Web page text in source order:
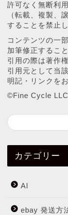
許可なく無断利用
（転載、複製、
することを禁止し
コンテンツの一
加筆修正するこ
引用の際は著作
引用元として当
明記・リンクを
©︎Fine Cycle
カテゴリー
AI
ebay 発送方